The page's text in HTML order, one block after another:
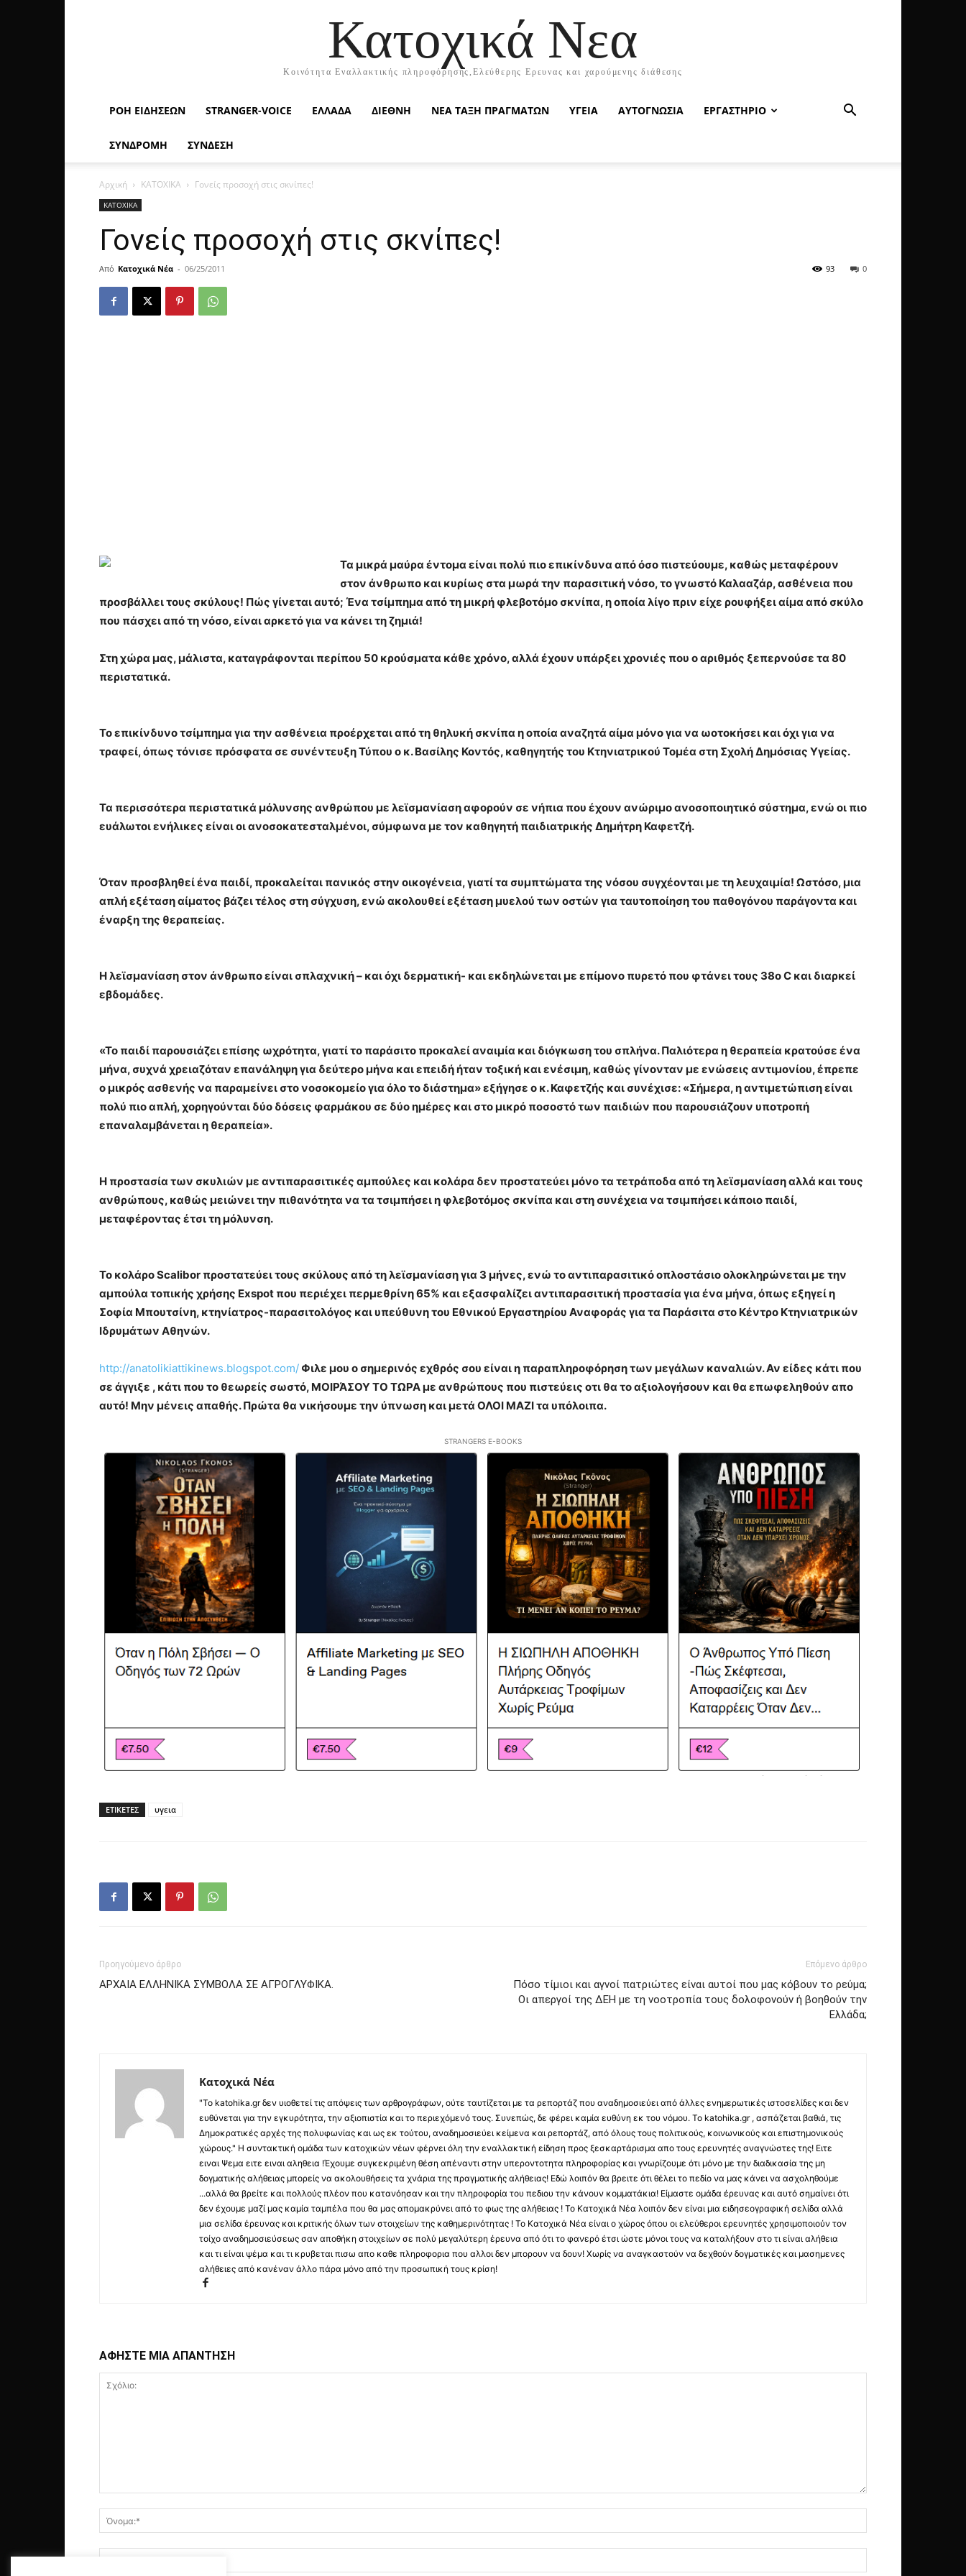
Κατοχικά Νεα
Κοινότητα Εναλλακτικής πληροφόρησης,Ελεύθερης Ερευνας και χαρούμενης διάθεσης
ΡΟΉ ΕΙΔΉΣΕΩΝ STRANGER-VOICE ΕΛΛΑΔΑ ΔΙΕΘΝΗ ΝΕΑ ΤΑΞΗ ΠΡΑΓΜΑΤΩΝ ΥΓΕΙΑ ΑΥΤΟΓΝΩΣΙΑ ΕΡΓΑΣΤΗΡΙΟ
ΣΥΝΔΡΟΜΗ ΣΥΝΔΕΣΗ
Αρχική ΚΑΤΟΧΙΚΑ Γονείς προσοχή στις σκνίπες!
ΚΑΤΟΧΙΚΑ
Γονείς προσοχή στις σκνίπες!
Από Κατοχικά Νέα - 06/25/2011 0
93
Τα μικρά μαύρα έντομα είναι πολύ πιο επικίνδυνα από όσο πιστεύουμε, καθώς μεταφέρουν
στον άνθρωπο και κυρίως στα μωρά την παρασιτική νόσο, το γνωστό Καλααζάρ, ασθένεια που
προσβάλλει τους σκύλους! Πώς γίνεται αυτό; Ένα τσίμπημα από τη μικρή φλεβοτόμο σκνίπα, η οποία λίγο πριν είχε ρουφήξει αίμα από σκύλο
που πάσχει από τη νόσο, είναι αρκετό για να κάνει τη ζημιά!
Στη χώρα μας, μάλιστα, καταγράφονται περίπου 50 κρούσματα κάθε χρόνο, αλλά έχουν υπάρξει χρονιές που ο αριθμός ξεπερνούσε τα 80
περιστατικά.
Το επικίνδυνο τσίμπημα για την ασθένεια προέρχεται από τη θηλυκή σκνίπα η οποία αναζητά αίμα μόνο για να ωοτοκήσει και όχι για να
τραφεί, όπως τόνισε πρόσφατα σε συνέντευξη Τύπου ο κ. Βασίλης Κοντός, καθηγητής του Κτηνιατρικού Τομέα στη Σχολή Δημόσιας Υγείας.
Τα περισσότερα περιστατικά μόλυνσης ανθρώπου με λεϊσμανίαση αφορούν σε νήπια που έχουν ανώριμο ανοσοποιητικό σύστημα, ενώ οι πιο
ευάλωτοι ενήλικες είναι οι ανοσοκατεσταλμένοι, σύμφωνα με τον καθηγητή παιδιατρικής Δημήτρη Καφετζή.
Όταν προσβληθεί ένα παιδί, προκαλείται πανικός στην οικογένεια, γιατί τα συμπτώματα της νόσου συγχέονται με τη λευχαιμία! Ωστόσο, μια
απλή εξέταση αίματος βάζει τέλος στη σύγχυση, ενώ ακολουθεί εξέταση μυελού των οστών για ταυτοποίηση του παθογόνου παράγοντα και
έναρξη της θεραπείας.
Η λεϊσμανίαση στον άνθρωπο είναι σπλαχνική – και όχι δερματική- και εκδηλώνεται με επίμονο πυρετό που φτάνει τους 38ο C και διαρκεί
εβδομάδες.
«Το παιδί παρουσιάζει επίσης ωχρότητα, γιατί το παράσιτο προκαλεί αναιμία και διόγκωση του σπλήνα. Παλιότερα η θεραπεία κρατούσε ένα
μήνα, συχνά χρειαζόταν επανάληψη για δεύτερο μήνα και επειδή ήταν τοξική και ενέσιμη, καθώς γίνονταν με ενώσεις αντιμονίου, έπρεπε
ο μικρός ασθενής να παραμείνει στο νοσοκομείο για όλο το διάστημα» εξήγησε ο κ. Καφετζής και συνέχισε: «Σήμερα, η αντιμετώπιση είναι
πολύ πιο απλή, χορηγούνται δύο δόσεις φαρμάκου σε δύο ημέρες και στο μικρό ποσοστό των παιδιών που παρουσιάζουν υποτροπή
επαναλαμβάνεται η θεραπεία».
Η προστασία των σκυλιών με αντιπαρασιτικές αμπούλες και κολάρα δεν προστατεύει μόνο τα τετράποδα από τη λεϊσμανίαση αλλά και τους
ανθρώπους, καθώς μειώνει την πιθανότητα να τα τσιμπήσει η φλεβοτόμος σκνίπα και στη συνέχεια να τσιμπήσει κάποιο παιδί,
μεταφέροντας έτσι τη μόλυνση.
Το κολάρο Scalibor προστατεύει τους σκύλους από τη λεϊσμανίαση για 3 μήνες, ενώ το αντιπαρασιτικό οπλοστάσιο ολοκληρώνεται με την
αμπούλα τοπικής χρήσης Exspot που περιέχει περμεθρίνη 65% και εξασφαλίζει αντιπαρασιτική προστασία για ένα μήνα, όπως εξηγεί η
Σοφία Μπουτσίνη, κτηνίατρος-παρασιτολόγος και υπεύθυνη του Εθνικού Εργαστηρίου Αναφοράς για τα Παράσιτα στο Κέντρο Κτηνιατρικών
Ιδρυμάτων Αθηνών.
http://anatolikiattikinews.blogspot.com/ Φιλε μου ο σημερινός εχθρός σου είναι η παραπληροφόρηση των μεγάλων καναλιών. Αν είδες κάτι που
σε άγγιξε , κάτι που το θεωρείς σωστό, ΜΟΙΡΆΣΟΥ ΤΟ ΤΩΡΑ με ανθρώπους που πιστεύεις οτι θα το αξιολογήσουν και θα επωφεληθούν απο
αυτό! Μην μένεις απαθής. Πρώτα θα νικήσουμε την ύπνωση και μετά ΟΛΟΙ ΜΑΖΙ τα υπόλοιπα.
STRANGERS E-BOOKS
ΕΤΙΚΕΤΕΣ υγεια
Προηγούμενο άρθρο
ΑΡΧΑΙΑ ΕΛΛΗΝΙΚΑ ΣΥΜΒΟΛΑ ΣΕ ΑΓΡΟΓΛΥΦΙΚΑ.
Επόμενο άρθρο
Πόσο τίμιοι και αγνοί πατριώτες είναι αυτοί που μας κόβουν το ρεύμα;
Οι απεργοί της ΔΕΗ με τη νοοτροπία τους δολοφονούν ή βοηθούν την
Ελλάδα;
Κατοχικά Νέα
"Το katohika.gr δεν υιοθετεί τις απόψεις των αρθρογράφων, ούτε ταυτίζεται με τα ρεπορτάζ που αναδημοσιεύει από άλλες ενημερωτικές ιστοσελίδες και δεν
ευθύνεται για την εγκυρότητα, την αξιοπιστία και το περιεχόμενό τους. Συνεπώς, δε φέρει καμία ευθύνη εκ του νόμου. Το katohika.gr , ασπάζεται βαθιά, τις
Δημοκρατικές αρχές της πολυφωνίας και ως εκ τούτου, αναδημοσιεύει κείμενα και ρεπορτάζ, από όλους τους πολιτικούς, κοινωνικούς και επιστημονικούς
χώρους." Η συντακτική ομάδα των κατοχικών νέων φέρνει όλη την εναλλακτική είδηση προς ξεσκαρτάρισμα απο τους ερευνητές αναγνώστες της! Ειτε
ειναι Ψεμα ειτε ειναι αληθεια !Έχουμε συγκεκριμένη θέση απέναντι στην υπεροντοτητα πληροφορίας και γνωρίζουμε ότι μόνο με την διαδικασία της μη
δογματικής αλήθειας μπορείς να ακολουθήσεις τα χνάρια της πραγματικής αλήθειας! Εδώ λοιπόν θα βρειτε ότι θέλει το πεδίο να μας κάνει να ασχοληθούμε
...αλλά θα βρείτε και πολλούς πλέον που κατανόησαν και την πληροφορία του πεδιου την κάνουν κομματάκια! Είμαστε ομάδα έρευνας και αυτό σημαίνει ότι
δεν έχουμε μαζί μας καμία ταμπέλα που θα μας απομακρύνει από το φως της αλήθειας ! Το Κατοχικά Νέα λοιπόν δεν είναι μια ειδησεογραφική σελίδα αλλά
μια σελίδα έρευνας και κριτικής όλων των στοιχείων της καθημερινότητας ! Το Κατοχικά Νέα είναι ο χώρος όπου οι ελεύθεροι ερευνητές χρησιμοποιούν τον
τοίχο αναδημοσιεύσεως σαν αποθήκη στοιχείων σε πολύ μεγαλύτερη έρευνα από ότι το φανερό έτσι ώστε μόνοι τους να καταλήξουν στο τι είναι αλήθεια
και τι είναι ψέμα και τι κρυβεται πισω απο καθε πληροφορια που αλλοι δεν μπορουν να δουν! Χωρίς να αναγκαστούν να δεχθούν δογματικές και μασημενες
αλήθειες από κανέναν άλλο πάρα μόνο από την προσωπική τους κρίση!
ΑΦΗΣΤΕ ΜΙΑ ΑΠΑΝΤΗΣΗ